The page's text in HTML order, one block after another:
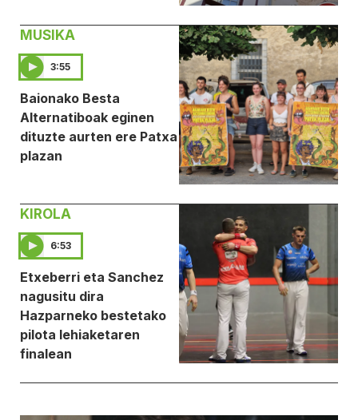
MUSIKA
3:55
Baionako Besta
Alternatiboak eginen
dituzte aurten ere Patxa
plazan
KIROLA
6:53
Etxeberri eta Sanchez
nagusitu dira
Hazparneko bestetako
pilota lehiaketaren
finalean